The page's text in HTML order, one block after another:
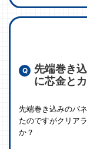
先端巻き
に芯金と
先端巻き込みのバ
たのですがクリア
か？